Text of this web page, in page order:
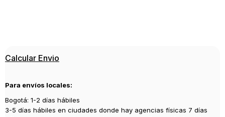
CAPITAN SWING
2018
Calcular Envio
Para envíos locales:
Bogotá: 1-2 días hábiles
3-5 días hábiles en ciudades donde hay agencias físicas 7 días